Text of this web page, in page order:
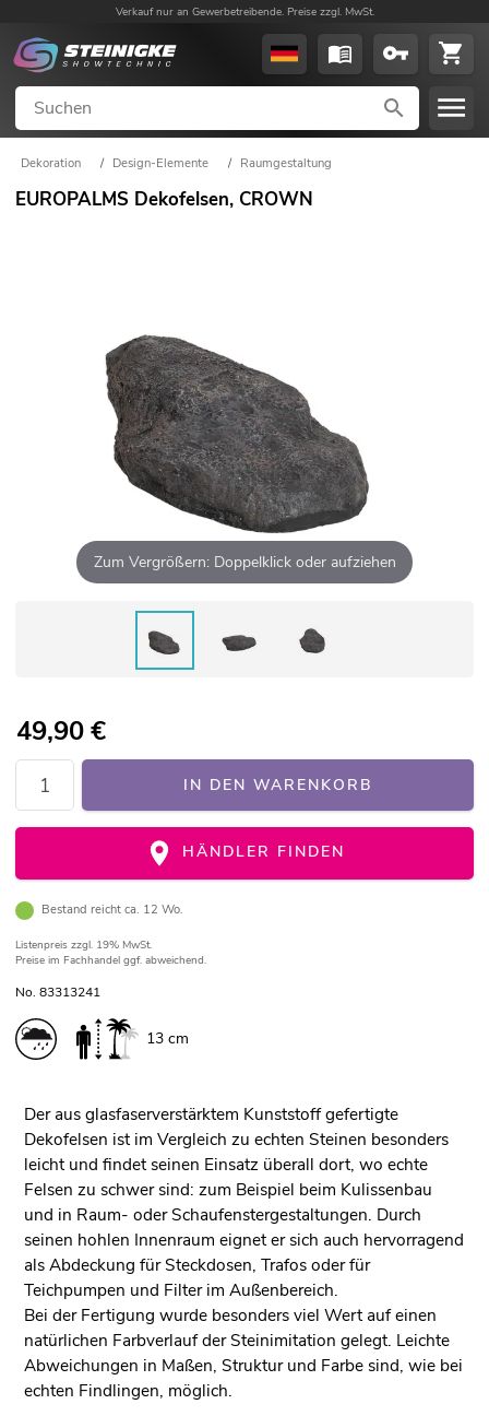
Verkauf nur an Gewerbetreibende. Preise zzgl. MwSt.
Dekoration / Design-Elemente / Raumgestaltung
EUROPALMS Dekofelsen, CROWN
Zum Vergrößern: Doppelklick oder aufziehen
49,90€
IN DEN WARENKORB
HÄNDLER FINDEN
Bestand reicht ca. 12 Wo.
Listenpreis zzgl. 19% MwSt.
Preise im Fachhandel ggf. abweichend.
No. 83313241
13 cm
Der aus glasfaserverstärktem Kunststoff gefertigte
Dekofelsen ist im Vergleich zu echten Steinen besonders
leicht und findet seinen Einsatz überall dort, wo echte
Felsen zu schwer sind: zum Beispiel beim Kulissenbau
und in Raum- oder Schaufenstergestaltungen. Durch
seinen hohlen Innenraum eignet er sich auch hervorragend
als Abdeckung für Steckdosen, Trafos oder für
Teichpumpen und Filter im Außenbereich.
Bei der Fertigung wurde besonders viel Wert auf einen
natürlichen Farbverlauf der Steinimitation gelegt. Leichte
Abweichungen in Maßen, Struktur und Farbe sind, wie bei
echten Findlingen, möglich.